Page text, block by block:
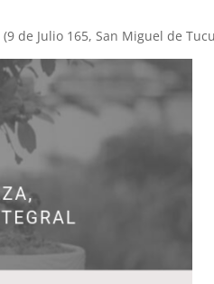
(9 de Julio 165, San Miguel de